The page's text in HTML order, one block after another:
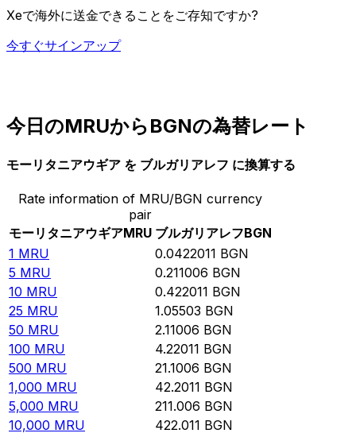
Xeで海外に送金できることをご存知ですか?
今すぐサインアップ
今日のMRUからBGNの為替レート
モーリタニアウギア を ブルガリアレフ に換算する
Rate information of MRU/BGN currency
pair
モーリタニアウギアMRU ブルガリアレフBGN
1 MRU 0.0422011 BGN
5 MRU 0.211006 BGN
10 MRU 0.422011 BGN
25 MRU 1.05503 BGN
50 MRU 2.11006 BGN
100 MRU 4.22011 BGN
500 MRU 21.1006 BGN
1,000 MRU 42.2011 BGN
5,000 MRU 211.006 BGN
10,000 MRU 422.011 BGN